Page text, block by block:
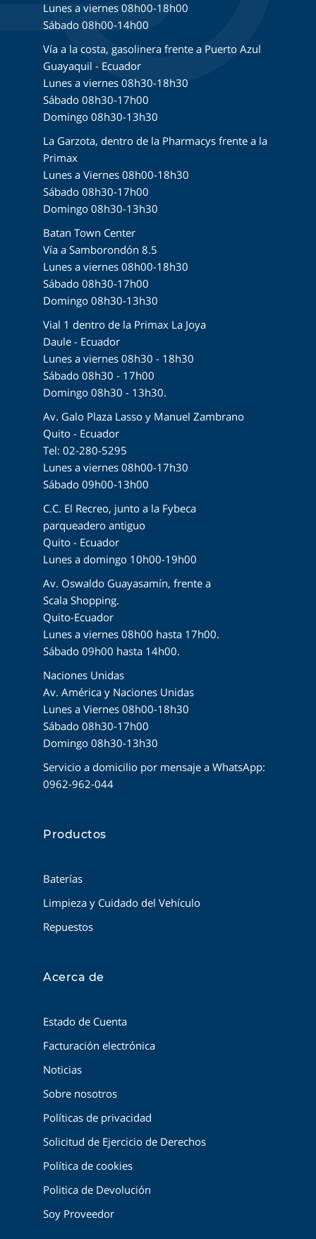
Lunes a viernes 08h00-18h00
Sábado 08h00-14h00
Vía a la costa, gasolinera frente a Puerto Azul
Guayaquil - Ecuador
Lunes a viernes 08h30-18h30
Sábado 08h30-17h00
Domingo 08h30-13h30
La Garzota, dentro de la Pharmacys frente a la
Primax
Lunes a Viernes 08h00-18h30
Sábado 08h30-17h00
Domingo 08h30-13h30
Batan Town Center
Vía a Samborondón 8.5
Lunes a viernes 08h00-18h30
Sábado 08h30-17h00
Domingo 08h30-13h30
Vial 1 dentro de la Primax La Joya
Daule - Ecuador
Lunes a viernes 08h30 - 18h30
Sábado 08h30 - 17h00
Domingo 08h30 - 13h30.
Av. Galo Plaza Lasso y Manuel Zambrano
Quito - Ecuador
Tel: 02-280-5295
Lunes a viernes 08h00-17h30
Sábado 09h00-13h00
C.C. El Recreo, junto a la Fybeca
parqueadero antiguo
Quito - Ecuador
Lunes a domingo 10h00-19h00
Av. Oswaldo Guayasamín, frente a
Scala Shopping.
Quito-Ecuador
Lunes a viernes 08h00 hasta 17h00.
Sábado 09h00 hasta 14h00.
Naciones Unidas
Av. América y Naciones Unidas
Lunes a Viernes 08h00-18h30
Sábado 08h30-17h00
Domingo 08h30-13h30
Servicio a domicilio por mensaje a WhatsApp:
0962-962-044
Productos
Baterías
Limpieza y Cuidado del Vehículo
Repuestos
Acerca de
Estado de Cuenta
Facturación electrónica
Noticias
Sobre nosotros
Políticas de privacidad
Solicitud de Ejercicio de Derechos
Política de cookies
Politica de Devolución
Soy Proveedor